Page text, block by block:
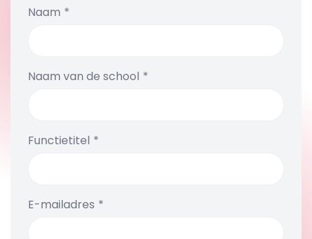
Naam
Naam van de school
Functietitel
E-mailadres